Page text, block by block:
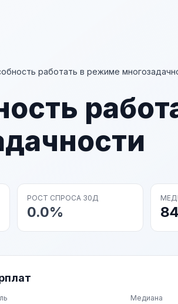
работать в режиме
РОСТ СПРОСА 30Д
0.0%
Медиана